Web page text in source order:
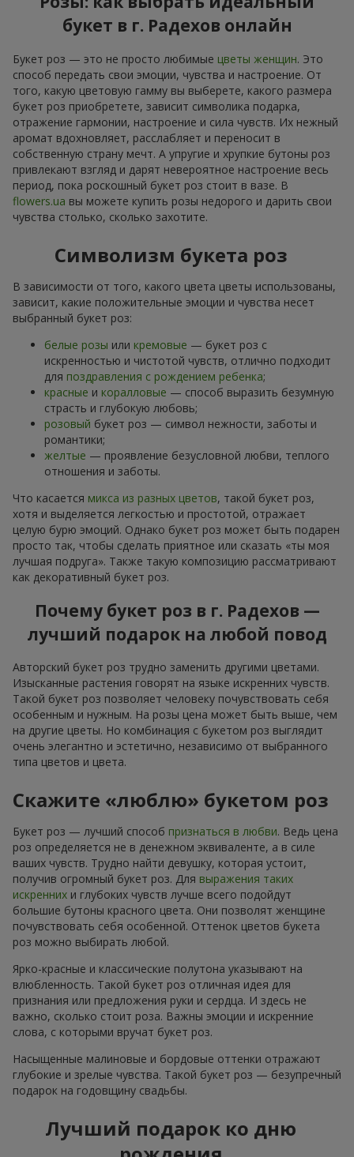
букет в г. Радехов онлайн
Букет роз — это не просто любимые цветы женщин. Это
способ передать свои эмоции, чувства и настроение. От
того, какую цветовую гамму вы выберете, какого размера
букет роз приобретете, зависит символика подарка,
отражение гармонии, настроение и сила чувств. Их нежный
аромат вдохновляет, расслабляет и переносит в
собственную страну мечт. А упругие и хрупкие бутоны роз
привлекают взгляд и дарят невероятное настроение весь
период, пока роскошный букет роз стоит в вазе. В
flowers.ua вы можете купить розы недорого и дарить свои
чувства столько, сколько захотите.
Символизм букета роз
В зависимости от того, какого цвета цветы использованы,
зависит, какие положительные эмоции и чувства несет
выбранный букет роз:
белые розы или кремовые — букет роз с
искренностью и чистотой чувств, отлично подходит
для поздравления с рождением ребенка;
красные и коралловые — способ выразить безумную
страсть и глубокую любовь;
розовый букет роз — символ нежности, заботы и
романтики;
желтые — проявление безусловной любви, теплого
отношения и заботы.
Что касается микса из разных цветов, такой букет роз,
хотя и выделяется легкостью и простотой, отражает
целую бурю эмоций. Однако букет роз может быть подарен
просто так, чтобы сделать приятное или сказать «ты моя
лучшая подруга». Также такую композицию рассматривают
как декоративный букет роз.
Почему букет роз в г. Радехов —
лучший подарок на любой повод
Авторский букет роз трудно заменить другими цветами.
Изысканные растения говорят на языке искренних чувств.
Такой букет роз позволяет человеку почувствовать себя
особенным и нужным. На розы цена может быть выше, чем
на другие цветы. Но комбинация с букетом роз выглядит
очень элегантно и эстетично, независимо от выбранного
типа цветов и цвета.
Скажите «люблю» букетом роз
Букет роз — лучший способ признаться в любви. Ведь цена
роз определяется не в денежном эквиваленте, а в силе
ваших чувств. Трудно найти девушку, которая устоит,
получив огромный букет роз. Для выражения таких
искренних и глубоких чувств лучше всего подойдут
большие бутоны красного цвета. Они позволят женщине
почувствовать себя особенной. Оттенок цветов букета
роз можно выбирать любой.
Ярко-красные и классические полутона указывают на
влюбленность. Такой букет роз отличная идея для
признания или предложения руки и сердца. И здесь не
важно, сколько стоит роза. Важны эмоции и искренние
слова, с которыми вручат букет роз.
Насыщенные малиновые и бордовые оттенки отражают
глубокие и зрелые чувства. Такой букет роз — безупречный
подарок на годовщину свадьбы.
Лучший подарок ко дню